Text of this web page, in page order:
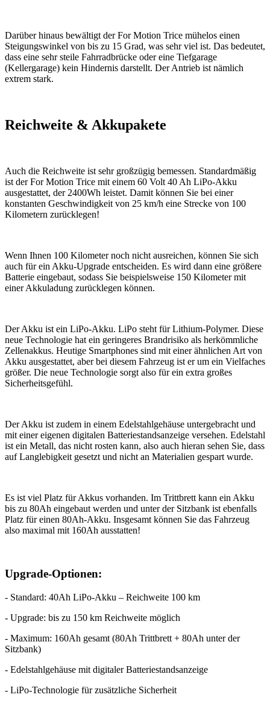
Darüber hinaus bewältigt der For Motion Trice mühelos einen
Steigungswinkel von bis zu 15 Grad, was sehr viel ist. Das bedeutet,
dass eine sehr steile Fahrradbrücke oder eine Tiefgarage
(Kellergarage) kein Hindernis darstellt. Der Antrieb ist nämlich
extrem stark.
Reichweite & Akkupakete
Auch die Reichweite ist sehr großzügig bemessen. Standardmäßig
ist der For Motion Trice mit einem 60 Volt 40 Ah LiPo-Akku
ausgestattet, der 2400Wh leistet. Damit können Sie bei einer
konstanten Geschwindigkeit von 25 km/h eine Strecke von 100
Kilometern zurücklegen!
Wenn Ihnen 100 Kilometer noch nicht ausreichen, können Sie sich
auch für ein Akku-Upgrade entscheiden. Es wird dann eine größere
Batterie eingebaut, sodass Sie beispielsweise 150 Kilometer mit
einer Akkuladung zurücklegen können.
Der Akku ist ein LiPo-Akku. LiPo steht für Lithium-Polymer. Diese
neue Technologie hat ein geringeres Brandrisiko als herkömmliche
Zellenakkus. Heutige Smartphones sind mit einer ähnlichen Art von
Akku ausgestattet, aber bei diesem Fahrzeug ist er um ein Vielfaches
größer. Die neue Technologie sorgt also für ein extra großes
Sicherheitsgefühl.
Der Akku ist zudem in einem Edelstahlgehäuse untergebracht und
mit einer eigenen digitalen Batteriestandsanzeige versehen. Edelstahl
ist ein Metall, das nicht rosten kann, also auch hieran sehen Sie, dass
auf Langlebigkeit gesetzt und nicht an Materialien gespart wurde.
Es ist viel Platz für Akkus vorhanden. Im Trittbrett kann ein Akku
bis zu 80Ah eingebaut werden und unter der Sitzbank ist ebenfalls
Platz für einen 80Ah-Akku. Insgesamt können Sie das Fahrzeug
also maximal mit 160Ah ausstatten!
Upgrade-Optionen:
- Standard: 40Ah LiPo-Akku – Reichweite 100 km
- Upgrade: bis zu 150 km Reichweite möglich
- Maximum: 160Ah gesamt (80Ah Trittbrett + 80Ah unter der
Sitzbank)
- Edelstahlgehäuse mit digitaler Batteriestandsanzeige
- LiPo-Technologie für zusätzliche Sicherheit